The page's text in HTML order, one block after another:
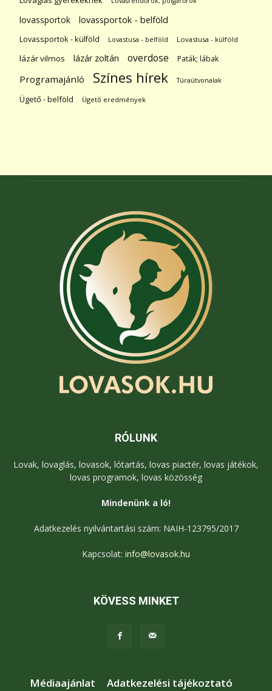
lovassportok lovassportok - belföld
Lovassportok - külföld Lovastusa - belföld Lovastusa - külföld
lázár vilmos lázár zoltán overdose Paták; lábak
Programajánló Színes hírek Túraútvonalak
Ügető - belföld Ügető eredmények
RÓLUNK
Lovak, lovaglás, lovasok, lótartás, lovas piactér, lovas játékok,
lovas programok, lovas közösség
Mindenünk a ló!
Adatkezelés nyilvántartási szám: NAIH-123795/2017
Kapcsolat: info@lovasok.hu
KÖVESS MINKET
Médiaajánlat
Adatkezelési tájékoztató